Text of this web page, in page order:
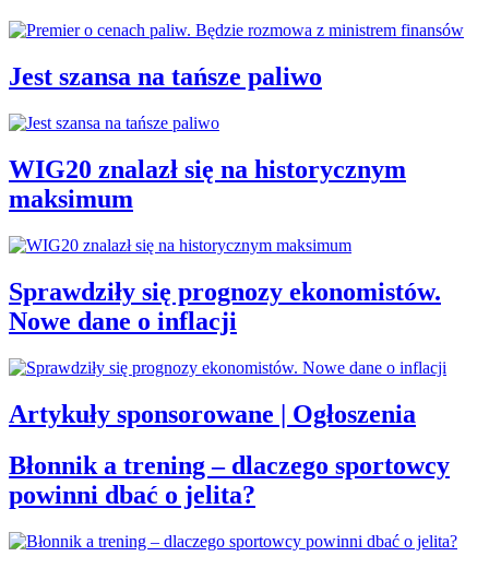
Jest szansa na tańsze paliwo
WIG20 znalazł się na historycznym
maksimum
Sprawdziły się prognozy ekonomistów.
Nowe dane o inflacji
Artykuły sponsorowane | Ogłoszenia
Błonnik a trening – dlaczego sportowcy
powinni dbać o jelita?